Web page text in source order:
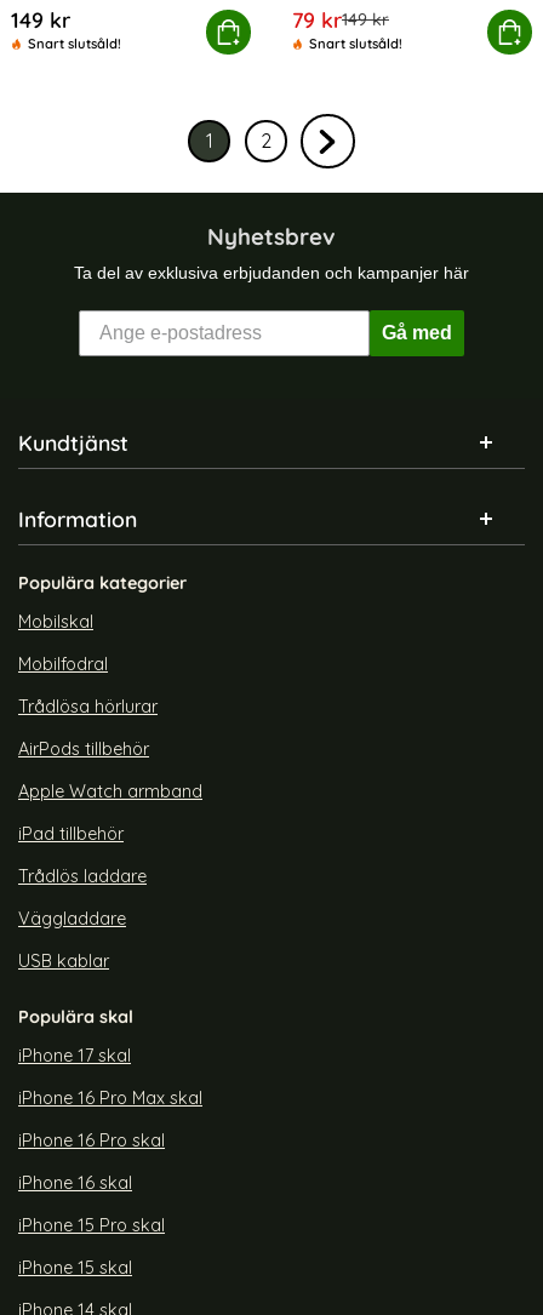
149 kr
Snart slutsåld!
Köp
Pixel 10/10 Pro/9/9 Pro Fodral Litchi Läder Svart
rea pris
79 krtidigare pris
149 kr
Snart slutsåld!
Köp
Google Pixel 10/10 Pro/9/9
Nuvarande sida, sidan
1
av 2
Gå till sidan
2
av 2
Gå till nästa sida sidan
Nyhetsbrev
Ta del av exklusiva erbjudanden och kampanjer här
Gå med
Sidfot Blandad info och länkar
Kundtjänst
Information
Populära kategorier
Mobilskal
Mobilfodral
Trådlösa hörlurar
AirPods tillbehör
Apple Watch armband
iPad tillbehör
Trådlös laddare
Väggladdare
USB kablar
Populära skal
iPhone 17 skal
iPhone 16 Pro Max skal
iPhone 16 Pro skal
iPhone 16 skal
iPhone 15 Pro skal
iPhone 15 skal
iPhone 14 skal